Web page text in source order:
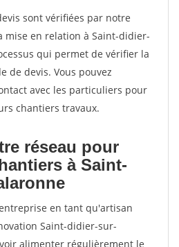
sont vérifiées par notre
mise en relation à Saint-didier-
qui permet de vérifier la
de devis. Vous pouvez
avec les particuliers pour
chantiers travaux.
réseau pour
à Saint-
en tant qu'artisan
Saint-didier-sur-
alimenter régulièrement le